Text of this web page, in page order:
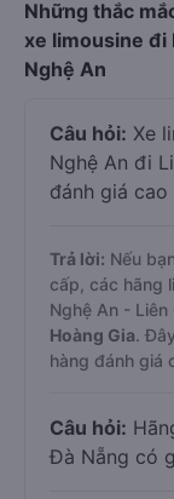
Những thắc
xe limousine đi
Nghệ An
Câu hỏi: Xe
Nghệ An đi
đánh giá
Trả lời: Nếu
cấp, các hãng
Nghệ An -
Hoàng Gia.
hàng đánh giá
Câu hỏi:
Đà Nẵng có